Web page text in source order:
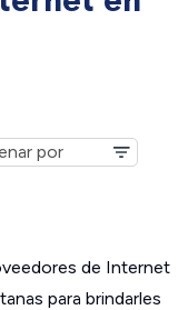
de Internet
para brindarles